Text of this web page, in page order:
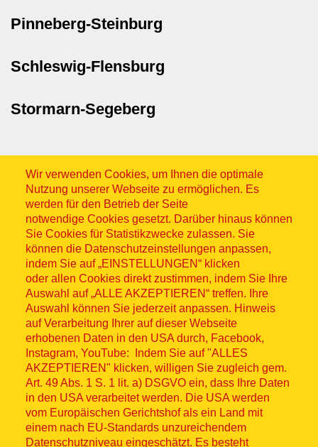
Pinneberg-Steinburg
Schleswig-Flensburg
Stormarn-Segeberg
Wir verwenden Cookies, um Ihnen die optimale
Nutzung unserer Webseite zu ermöglichen. Es
werden für den Betrieb der Seite
notwendige Cookies gesetzt. Darüber hinaus können
Sie Cookies für Statistikzwecke zulassen. Sie
können die Datenschutzeinstellungen anpassen,
indem Sie auf „EINSTELLUNGEN“ klicken
oder allen Cookies direkt zustimmen, indem Sie Ihre
Auswahl auf „ALLE AKZEPTIEREN“ treffen. Ihre
Auswahl können Sie jederzeit anpassen. Hinweis
auf Verarbeitung Ihrer auf dieser Webseite
erhobenen Daten in den USA durch, Facebook,
Instagram, YouTube: Indem Sie auf "ALLES
AKZEPTIEREN" klicken, willigen Sie zugleich gem.
Art. 49 Abs. 1 S. 1 lit. a) DSGVO ein, dass Ihre Daten
in den USA verarbeitet werden. Die USA werden
vom Europäischen Gerichtshof als ein Land mit
einem nach EU-Standards unzureichendem
Datenschutzniveau eingeschätzt. Es besteht
Sitemap
© ASB 2026
Fußzeilenmenü
Impressum
Datenschutz
Kontakt